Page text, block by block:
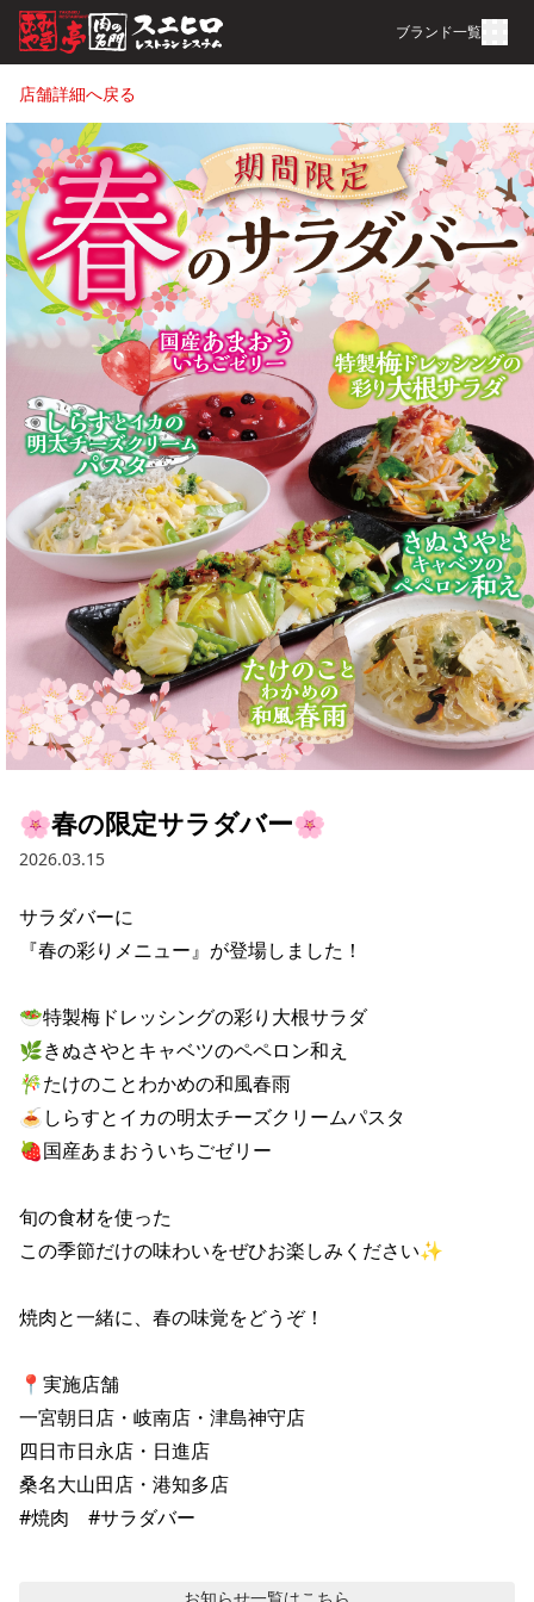
ブランド一覧
店舗詳細へ戻る
🌸春の限定サラダバー🌸
2026.03.15
サラダバーに
『春の彩りメニュー』が登場しました！
🥗特製梅ドレッシングの彩り大根サラダ
🌿きぬさやとキャベツのペペロン和え
🎋たけのことわかめの和風春雨
🍝しらすとイカの明太チーズクリームパスタ
🍓国産あまおういちごゼリー
旬の食材を使った
この季節だけの味わいをぜひお楽しみください✨
焼肉と一緒に、春の味覚をどうぞ！
📍実施店舗
一宮朝日店・岐南店・津島神守店
四日市日永店・日進店
桑名大山田店・港知多店
#焼肉　#サラダバー